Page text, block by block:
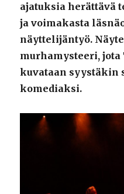
ajatuksia herättävä
ja voimakasta
näyttelijäntyö.
murhamysteeri,
kuvataan syystäkin
komediaksi.